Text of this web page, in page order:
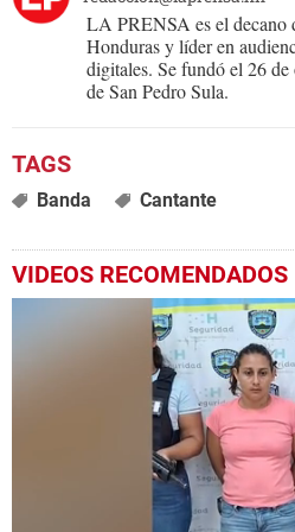
LA PRENSA es el decano
Honduras y líder en
digitales. Se fundó el 26
de San Pedro Sula.
Banda Cantante
VIDEOS RECOMENDADOS